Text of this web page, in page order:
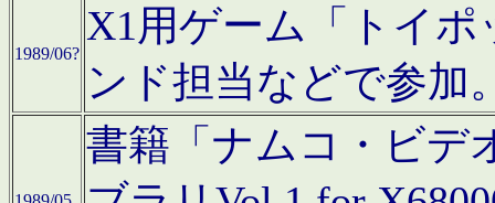
1989/06?
X1用ゲーム「トイ
ンド担当などで参加
書籍「ナムコ・ビデ